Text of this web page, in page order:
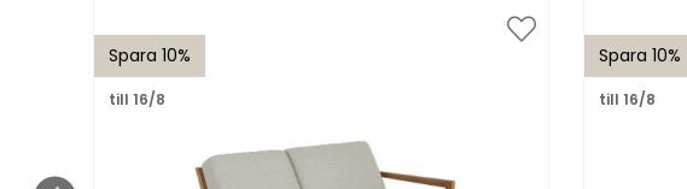
Spara 10%
till 16/8
Spara 10%
till 16/8